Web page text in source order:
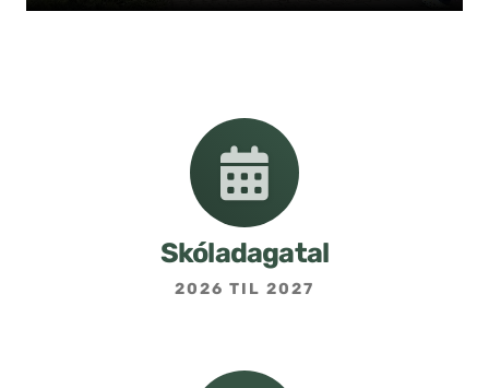
Skóladagatal
2026 TIL 2027
Samstarf heimilis og skóla
Áætlanir og stefnur